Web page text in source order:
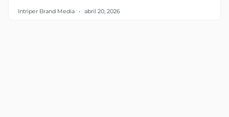
Intriper Brand Media abril 20, 2026